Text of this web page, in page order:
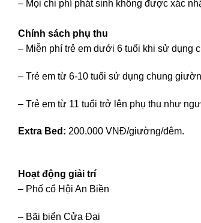
– Mọi chi phí phát sinh không được xác
Chính sách phụ thu
– Miễn phí trẻ em dưới 6 tuổi khi sử dụng
– Trẻ em từ 6-10 tuổi sử dụng chung
– Trẻ em từ 11 tuổi trở lên phụ thu như
Extra Bed: 200.000 VNĐ/giường/đêm.
Hoạt động giải trí
– Phố cổ Hội An Biền
– Bãi biển Cửa Đại